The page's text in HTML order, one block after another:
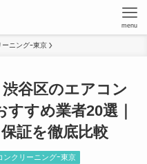
menu
ーニングｰ東京
渋谷区のエアコン
すめ業者20選｜
証を徹底比較
ンクリーニングｰ東京